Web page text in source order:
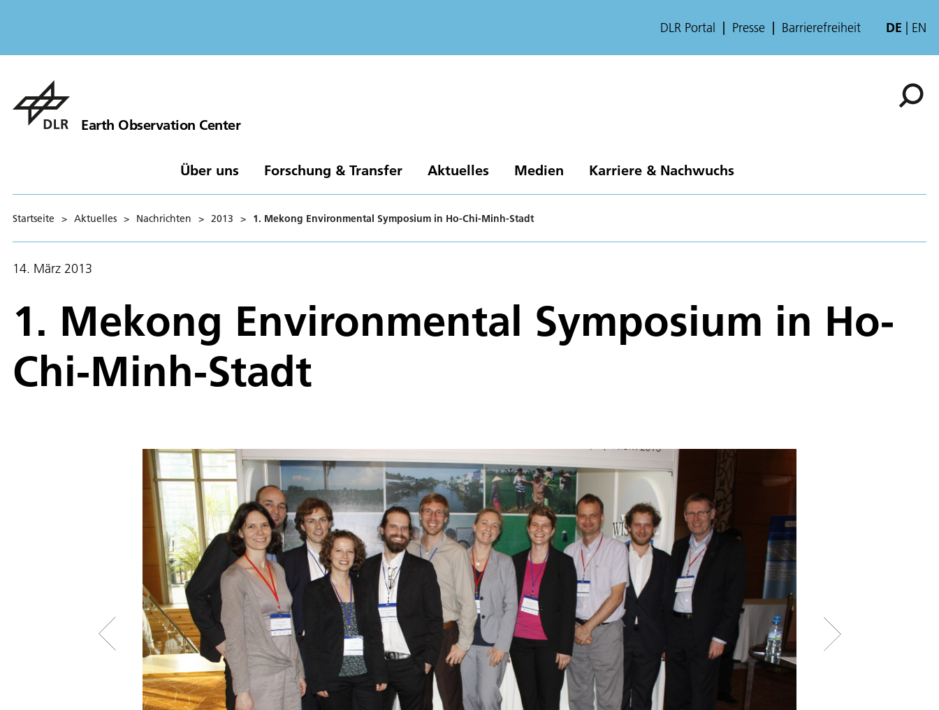
DLR Portal Presse Barrierefreiheit DE EN
Earth Observation Center
Über uns Forschung & Transfer Aktuelles Medien Karriere & Nachwuchs
Startseite > Aktuelles > Nachrichten > 2013 > 1. Mekong Environmental Symposium in Ho-Chi-Minh-Stadt
14. März 2013
1. Mekong Environmental Symposium in Ho-
Chi-Minh-Stadt